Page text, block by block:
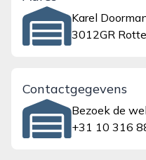
Karel
3012GR
Contactgegevens
Bezoek de
+31 10 316